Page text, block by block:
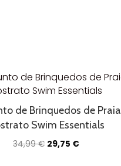
de Brinquedos de Praia
Swim Essentials
34,99€ O
29,75 €O